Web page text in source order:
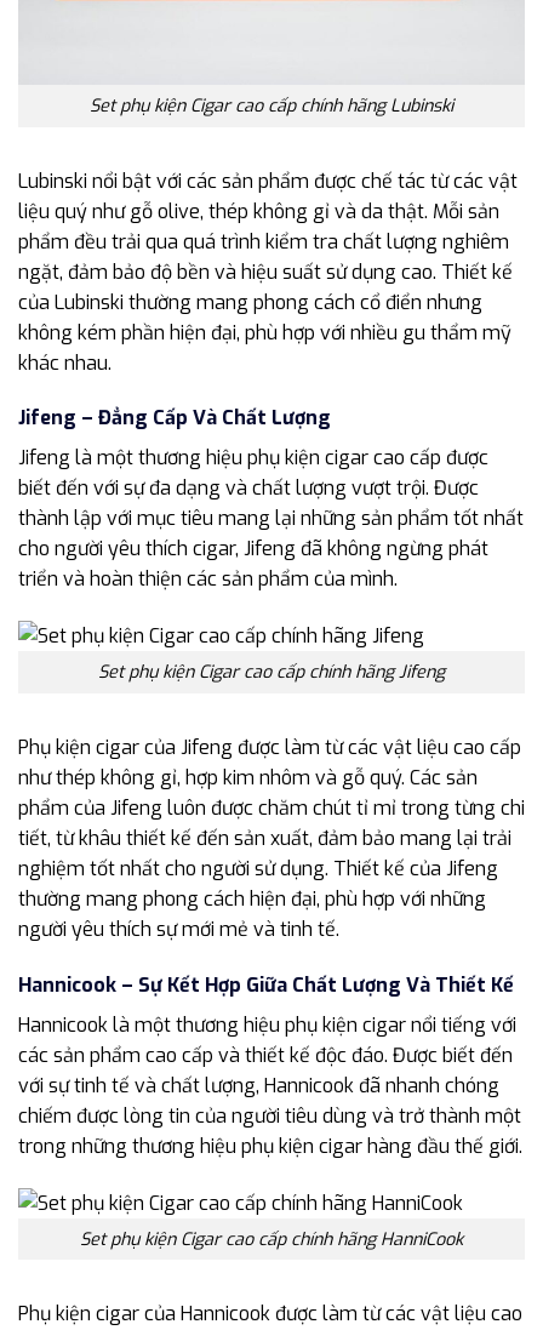
Set phụ kiện Cigar cao cấp chính hãng Lubinski
Lubinski nổi bật với các sản phẩm được chế tác từ các vật
liệu quý như gỗ olive, thép không gỉ và da thật. Mỗi sản
phẩm đều trải qua quá trình kiểm tra chất lượng nghiêm
ngặt, đảm bảo độ bền và hiệu suất sử dụng cao. Thiết kế
của Lubinski thường mang phong cách cổ điển nhưng
không kém phần hiện đại, phù hợp với nhiều gu thẩm mỹ
khác nhau.
Jifeng – Đẳng Cấp Và Chất Lượng
Jifeng là một thương hiệu phụ kiện cigar cao cấp được
biết đến với sự đa dạng và chất lượng vượt trội. Được
thành lập với mục tiêu mang lại những sản phẩm tốt nhất
cho người yêu thích cigar, Jifeng đã không ngừng phát
triển và hoàn thiện các sản phẩm của mình.
Set phụ kiện Cigar cao cấp chính hãng Jifeng
Phụ kiện cigar của Jifeng được làm từ các vật liệu cao cấp
như thép không gỉ, hợp kim nhôm và gỗ quý. Các sản
phẩm của Jifeng luôn được chăm chút tỉ mỉ trong từng chi
tiết, từ khâu thiết kế đến sản xuất, đảm bảo mang lại trải
nghiệm tốt nhất cho người sử dụng. Thiết kế của Jifeng
thường mang phong cách hiện đại, phù hợp với những
người yêu thích sự mới mẻ và tinh tế.
Hannicook – Sự Kết Hợp Giữa Chất Lượng Và Thiết Kế
Hannicook là một thương hiệu phụ kiện cigar nổi tiếng với
các sản phẩm cao cấp và thiết kế độc đáo. Được biết đến
với sự tinh tế và chất lượng, Hannicook đã nhanh chóng
chiếm được lòng tin của người tiêu dùng và trở thành một
trong những thương hiệu phụ kiện cigar hàng đầu thế giới.
Set phụ kiện Cigar cao cấp chính hãng HanniCook
Phụ kiện cigar của Hannicook được làm từ các vật liệu cao